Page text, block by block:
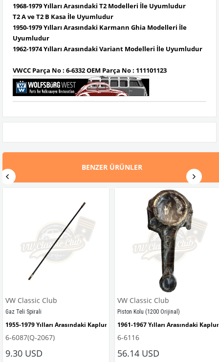
1968-1979 Yılları Arasındaki T2 Modelleri İle Uyumludur
T2 A ve T2 B Kasa İle Uyumludur
1950-1979 Yılları Arasındaki Karmann Ghia Modelleri İle
Uyumludur
1962-1974 Yılları Arasındaki Variant Modelleri İle Uyumludur
VWCC Parça No : 6-6332 OEM Parça No : 111101123
BENZER ÜRÜNLER
Modelleri İle Uyumludur
VW Classic Club
Gaz Teli Spirali
1955-1979 Yılları Arasındaki Kaplumbağa Modelleri İle Uyumludur
6-6087(Q-2067)
9.30 USD
VW Classic Club
Piston Kolu (1200 Orijinal)
1961-1967 Yılları Arasındaki
6-6116
56.14 USD